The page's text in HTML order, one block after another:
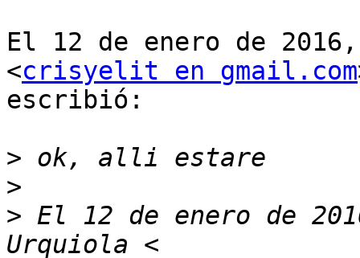
El 12 de enero de
<crisyelit en gmail.com
escribió:
>
>
> El 12 de enero de